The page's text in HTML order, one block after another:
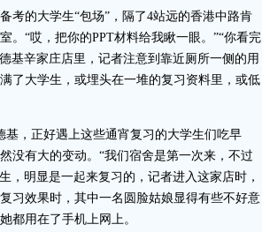
的大学生“包场”，隔了4站远的香港中路肯
。“哎，把你的PPT材料给我瞅一眼。”“你看完
基辛家庄店里，记者注意到靠近厕所一侧的用
了大学生，或埋头在一堆的复习资料里，或低
，正好遇上这些通宵复习的大学生们吃早
没有大的变动。“我们宿舍是第一次来，不过
，明显是一起来复习的，记者进入这家店时，
习效果时，其中一名圆脸姑娘显得有些不好意
都用在了手机上网上。